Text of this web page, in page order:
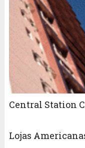
Central Station
Lojas